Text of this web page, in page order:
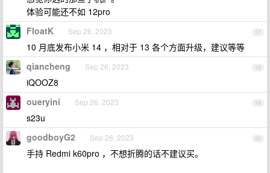
体验可能还不如 12pro
17
FloatK Sep 26, 2023
10 月底发布小米 14 ，相对于 13 各个方面升级，建议等等
18
qiancheng Sep 26, 2023
iQOOZ8
19
oueryini Sep 26, 2023
s23u
20
goodboyG2 Sep 26, 2023
手持 Redmi k60pro ，不想折腾的话不建议买。